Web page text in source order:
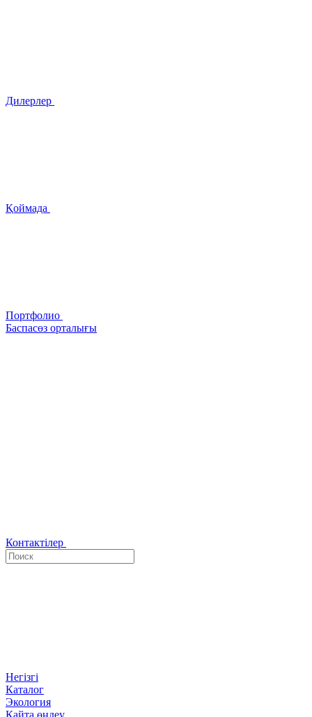
Дилерлер
Қоймада
Портфолио
Баспасөз орталығы
Контактілер
Негізгі
Каталог
Экология
Қайта өңдеу